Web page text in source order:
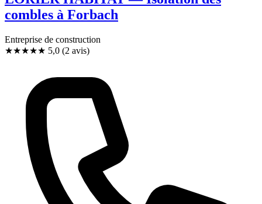
combles à Forbach
Entreprise de construction
★★★★★ 5,0 (2 avis)